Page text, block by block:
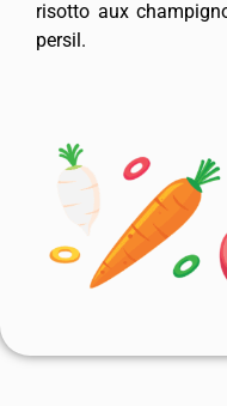
risotto aux
persil.